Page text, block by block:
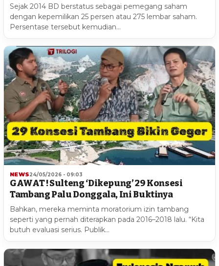
Sejak 2014 BD berstatus sebagai pemegang saham
dengan kepemilikan 25 persen atau 275 lembar saham.
Persentase tersebut kemudian…
NEWS24/05/2026 - 09:03
GAWAT ! Sulteng ‘Dikepung’ 29 Konsesi
Tambang Palu Donggala, Ini Buktinya
Bahkan, mereka meminta moratorium izin tambang
seperti yang pernah diterapkan pada 2016–2018 lalu. “Kita
butuh evaluasi serius. Publik…